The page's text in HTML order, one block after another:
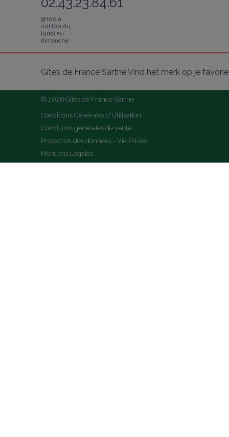
9H00 à
20H00 du
lundi au
dimanche
Gîtes de France Sarthe Vind het merk op je
© 2026 Gîtes de France Sarthe
Conditions Générales d'Utilisation
Conditions générales de vente
Protection des données - Vie Privée
Mentions Légales